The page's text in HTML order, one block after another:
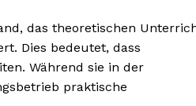
das theoretischen
Dies bedeutet, dass
Während sie in der
praktische